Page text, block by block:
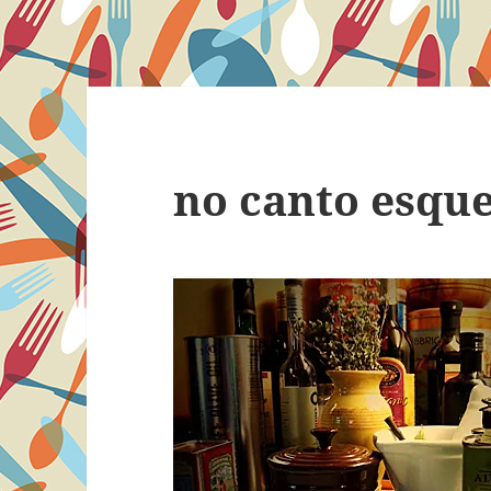
no canto